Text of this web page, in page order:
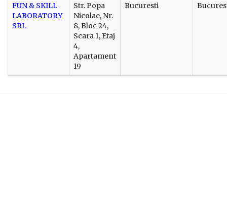
FUN & SKILL
LABORATORY
SRL
Str. Popa
Nicolae, Nr.
8, Bloc 24,
Scara 1, Etaj
4,
Apartament
19
Bucuresti